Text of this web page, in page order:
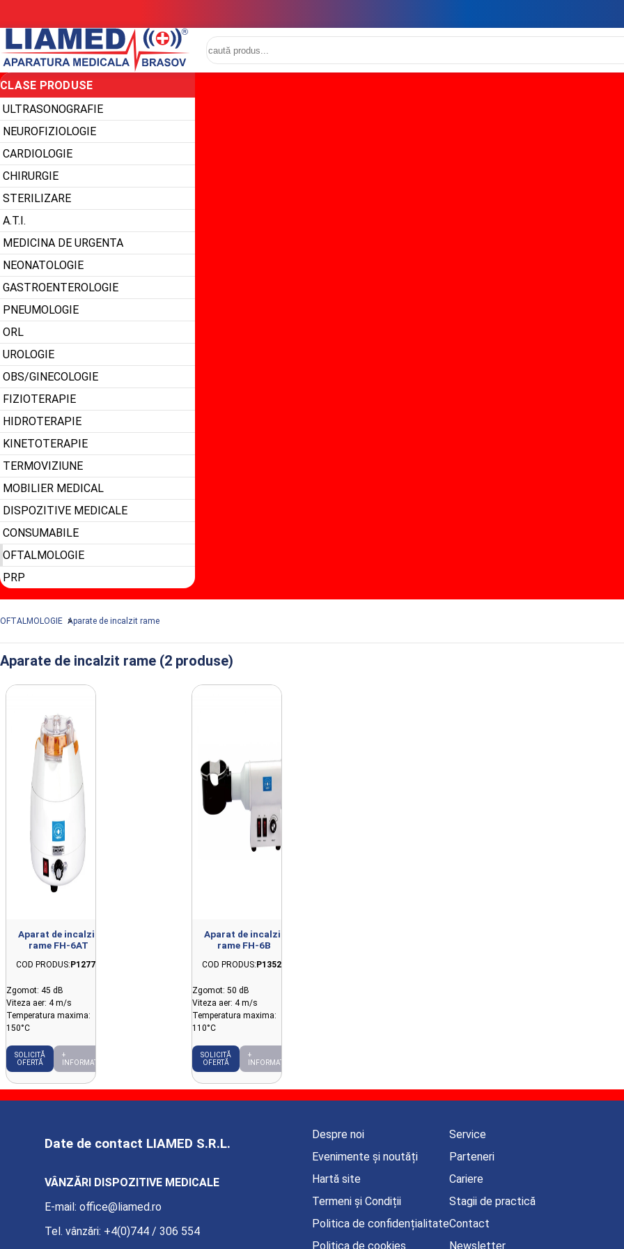
CLASE PRODUSE
ULTRASONOGRAFIE
NEUROFIZIOLOGIE
CARDIOLOGIE
CHIRURGIE
STERILIZARE
A.T.I.
MEDICINA DE URGENTA
NEONATOLOGIE
GASTROENTEROLOGIE
PNEUMOLOGIE
ORL
UROLOGIE
OBS/GINECOLOGIE
FIZIOTERAPIE
HIDROTERAPIE
KINETOTERAPIE
TERMOVIZIUNE
MOBILIER MEDICAL
DISPOZITIVE MEDICALE
CONSUMABILE
OFTALMOLOGIE
PRP
OFTALMOLOGIE Aparate de incalzit rame
Aparate de incalzit rame (2 produse)
Aparat de incalzit
rame FH-6AT
COD PRODUS: P12778
Zgomot: 45 dB
Viteza aer: 4 m/s
Temperatura maxima:
150°C
SOLICITĂ
OFERTĂ
+
INFORMAȚII
Aparat de incalzit
rame FH-6B
COD PRODUS: P13521
Zgomot: 50 dB
Viteza aer: 4 m/s
Temperatura maxima:
110°C
SOLICITĂ
OFERTĂ
+
INFORMAȚII
Date de contact LIAMED S.R.L.
VÂNZĂRI DISPOZITIVE MEDICALE
E-mail: office@liamed.ro
Tel. vânzări: +4(0)744 / 306 554
Despre noi
Evenimente și noutăți
Hartă site
Termeni și Condiții
Politica de confidențialitate
Politica de cookies
Service
Parteneri
Cariere
Stagii de practică
Contact
Newsletter